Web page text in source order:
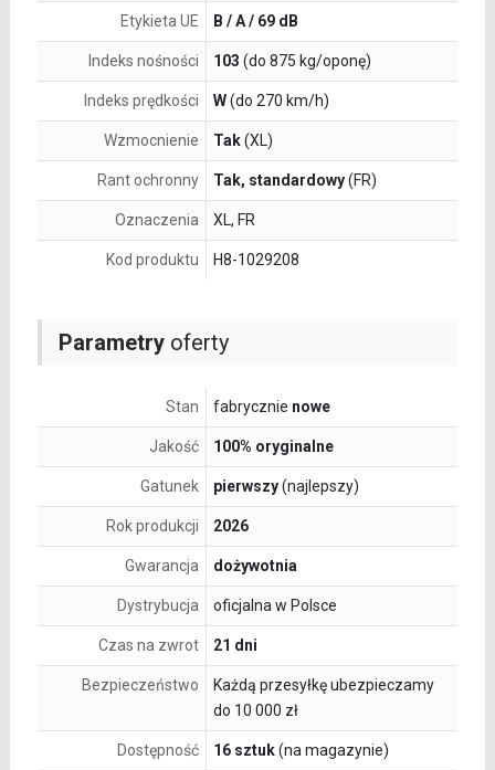
Parametryoferty
Stan fabrycznie nowe
Jakość 100% oryginalne
Gatunek pierwszy(najlepszy)
Rok produkcji 2026
Gwarancja dożywotnia
Dystrybucja oficjalna w Polsce
Czas na zwrot 21 dni
Bezpieczeństwo
Każdą przesyłkę ubezpieczamy
do 10 000 zł
Dostępność 16 sztuk(na magazynie)
Etykieta UE B / A / 69 dB
Indeks nośności 103 (do 875 kg/oponę)
Indeks prędkości W(do 270 km/h)
Wzmocnienie Tak(XL)
Rant ochronny Tak, standardowy(FR)
Oznaczenia XL, FR
Kod produktu H8-1029208